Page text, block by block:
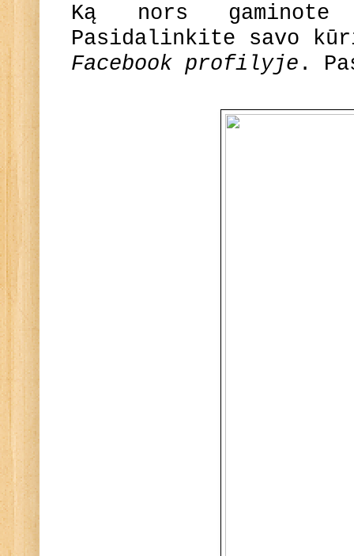
Ką nors
Pasidalinkite savo
Facebook profilyje .